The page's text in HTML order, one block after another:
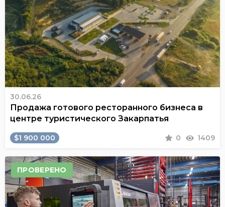
30.06.26
Продажа готового ресторанного бизнеса в
центре туристического Закарпатья
$1 900 000 0 1409
ПРОВЕРЕНО